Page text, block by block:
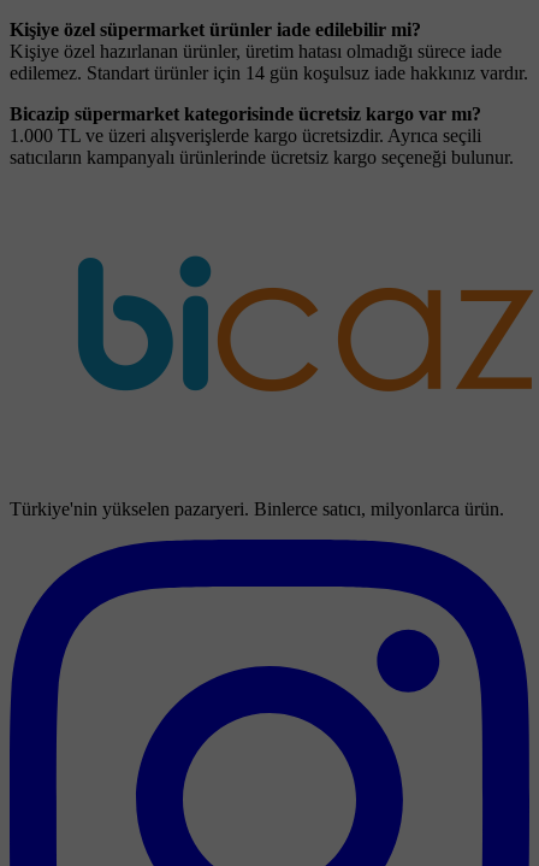
Kişiye özel süpermarket ürünler iade edilebilir mi?
Kişiye özel hazırlanan ürünler, üretim hatası olmadığı sürece iade
edilemez. Standart ürünler için 14 gün koşulsuz iade hakkınız vardır.
Bicazip süpermarket kategorisinde ücretsiz kargo var mı?
1.000 TL ve üzeri alışverişlerde kargo ücretsizdir. Ayrıca seçili
satıcıların kampanyalı ürünlerinde ücretsiz kargo seçeneği bulunur.
Türkiye'nin yükselen pazaryeri. Binlerce satıcı, milyonlarca ürün.